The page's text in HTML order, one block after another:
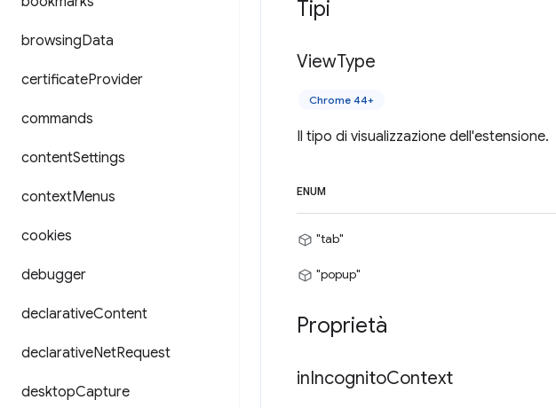
browsingData
certificateProvider
commands
contentSettings
contextMenus
cookies
debugger
declarativeContent
declarativeNetRequest
desktopCapture
Tipi
ViewType
Chrome 44+
Il tipo di visualizzazione dell'estensione.
ENUM
"tab"
"popup"
Proprietà
inIncognitoContext